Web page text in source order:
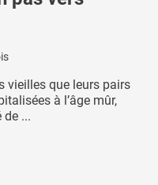
vieilles que leurs pairs
à l’âge mûr,
...